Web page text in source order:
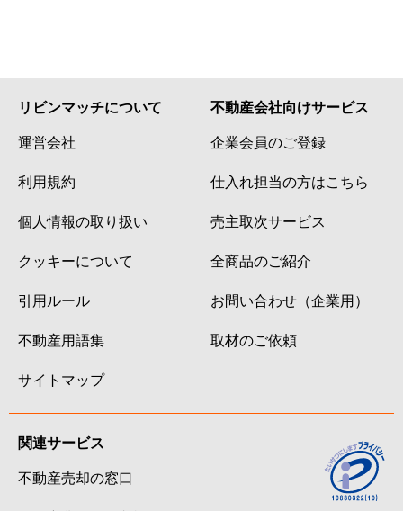
リビンマッチについて
運営会社
利用規約
個人情報の取り扱い
クッキーについて
引用ルール
不動産用語集
サイトマップ
不動産会社向けサービス
企業会員のご登録
仕入れ担当の方はこちら
売主取次サービス
全商品のご紹介
お問い合わせ（企業用）
取材のご依頼
関連サービス
不動産売却の窓口